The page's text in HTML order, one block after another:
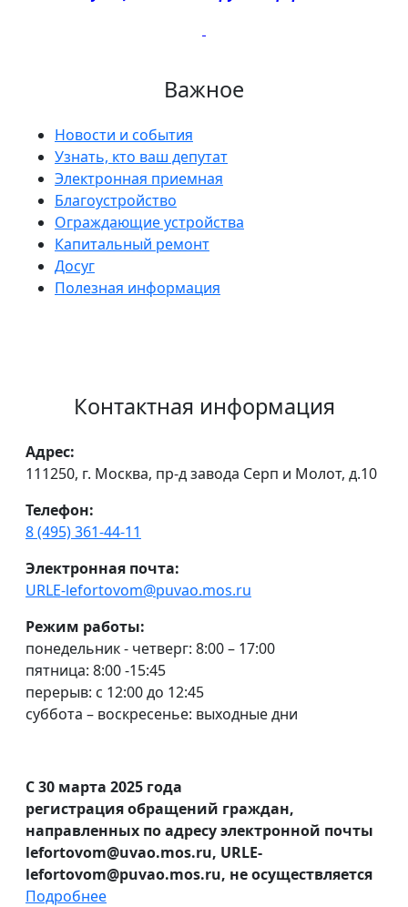
Важное
Новости и события
Узнать, кто ваш депутат
Электронная приемная
Благоустройство
Ограждающие устройства
Капитальный ремонт
Досуг
Полезная информация
Контактная информация
Адрес:
111250, г. Москва, пр-д завода Серп и Молот, д.10
Телефон:
8 (495) 361-44-11
Электронная почта:
URLE-lefortovom@puvao.mos.ru
Режим работы:
понедельник - четверг: 8:00 – 17:00
пятница: 8:00 -15:45
перерыв: с 12:00 до 12:45
суббота – воскресенье: выходные дни
С 30 марта 2025 года
регистрация обращений граждан,
направленных по адресу электронной почты
lefortovom@uvao.mos.ru, URLE-
lefortovom@puvao.mos.ru, не осуществляется
Подробнее